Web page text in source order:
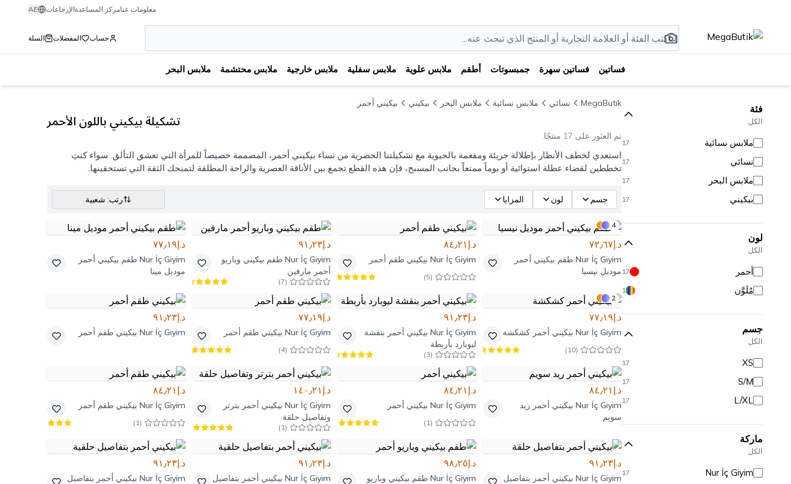
معلومات عنامركز المساعدةالإرجاعات AE
حساب المفضلات السلة
فساتين فساتين سهرة جمبسوتات أطقم ملابس علوية ملابس سفلية ملابس خارجية ملابس محتشمة ملابس البحر
فئة
الكل
ملابس نسائية 17
نسائي 17
ملابس البحر 17
بيكيني 17
لون
الكل
أحمر 17
مُلَوَّن 1
جسم
الكل
XS
17
S/M
17
L/XL
17
ماركة
الكل
Nur İç Giyim
17
MegaButik نسائي ملابس نسائية ملابس البحر بيكيني بيكيني أحمر
تشكيلة بيكيني باللون الأحمر
تم العثور على 17 منتجًا.
استعدي لخطف الأنظار بإطلالة جريئة ومفعمة بالحيوية مع تشكيلتنا الحصرية من نساء بيكيني أحمر، المصممة خصيصاً للمرأة التي تعشق التألق. سواء كنتِ
تخططين لقضاء عطلة استوائية أو يوماً ممتعاً بجانب المسبح، فإن هذه القطع تجمع بين الأناقة العصرية والراحة المطلقة لتمنحك الثقة التي تستحقينها.
جسم لون المزايا رتب: شعبية
4
د.إ٧٢٫٦٧
Nur İç Giyim طقم بيكيني أحمر
موديل نيسيا
د.إ٨٤٫٢١
Nur İç Giyim بيكيني طقم أحمر
(
5
)
د.إ٩١٫٢٣
Nur İç Giyim طقم بيكيني وباريو
أحمر مارفين
(
7
)
د.إ٧٧٫١٩
Nur İç Giyim طقم بيكيني أحمر
موديل مينا
2
د.إ٧٧٫١٩
Nur İç Giyim بيكيني أحمر كشكشة
(
10
)
د.إ٩١٫٢٣
Nur İç Giyim بيكيني أحمر بنقشة
ليوبارد بأربطة
(
3
)
د.إ٧٧٫١٩
Nur İç Giyim بيكيني طقم أحمر
(
4
)
د.إ٩١٫٢٣
Nur İç Giyim بيكيني طقم أحمر
د.إ٨٤٫٢١
Nur İç Giyim بيكيني أحمر ريد
سويم
د.إ٨٤٫٢١
Nur İç Giyim بيكيني أحمر
(
1
)
د.إ١٤٠٫٢١
Nur İç Giyim بيكيني أحمر بترتر
وتفاصيل حلقة
(
1
)
د.إ٨٤٫٢١
Nur İç Giyim بيكيني طقم أحمر
(
1
)
د.إ٩١٫٢٣
Nur İç Giyim بيكيني أحمر بتفاصيل
د.إ٩٨٫٢٥
Nur İç Giyim طقم بيكيني وباريو
د.إ٩١٫٢٣
Nur İç Giyim بيكيني أحمر بتفاصيل
د.إ٩١٫٢٣
Nur İç Giyim بيكيني أحمر بتفاصيل